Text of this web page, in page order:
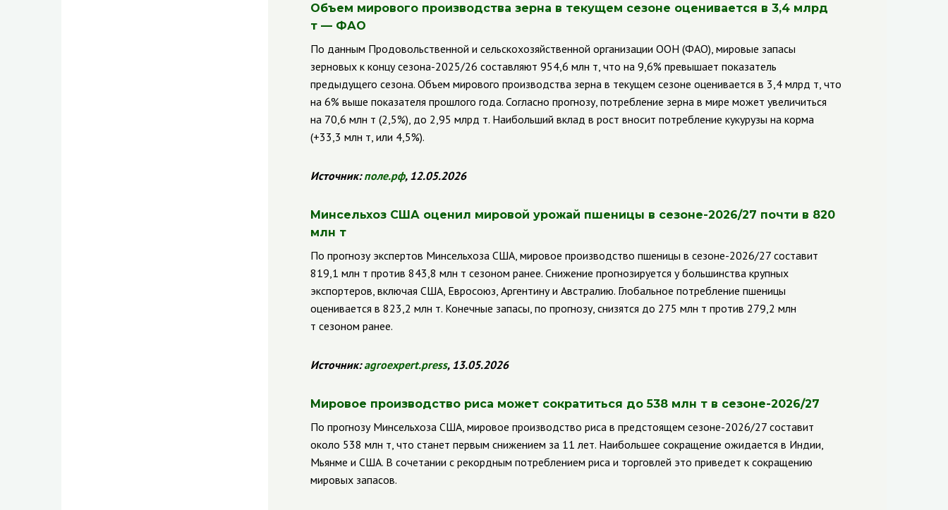
Объем мирового производства зерна в текущем сезоне оценивается в 3,4 млрд
т — ФАО
По данным Продовольственной и сельскохозяйственной организации ООН (ФАО), мировые запасы
зерновых к концу сезона-2025/26 составляют 954,6 млн т, что на 9,6% превышает показатель
предыдущего сезона. Объем мирового производства зерна в текущем сезоне оценивается в 3,4 млрд т, что
на 6% выше показателя прошлого года. Согласно прогнозу, потребление зерна в мире может увеличиться
на 70,6 млн т (2,5%), до 2,95 млрд т. Наибольший вклад в рост вносит потребление кукурузы на корма
(+33,3 млн т, или 4,5%).
Источник:поле.рф, 12.05.2026
Минсельхоз США оценил мировой урожай пшеницы в сезоне-2026/27 почти в 820
млн т
По прогнозу экспертов Минсельхоза США, мировое производство пшеницы в сезоне-2026/27 составит
819,1 млн т против 843,8 млн т сезоном ранее. Снижение прогнозируется у большинства крупных
экспортеров, включая США, Евросоюз, Аргентину и Австралию. Глобальное потребление пшеницы
оценивается в 823,2 млн т. Конечные запасы, по прогнозу, снизятся до 275 млн т против 279,2 млн
т сезоном ранее.
Источник:agroexpert.press,13.05.2026
Мировое производство риса может сократиться до 538 млн т в сезоне-2026/27
По прогнозу Минсельхоза США, мировое производство риса в предстоящем сезоне-2026/27 составит
около 538 млн т, что станет первым снижением за 11 лет. Наибольшее сокращение ожидается в Индии,
Мьянме и США. В сочетании с рекордным потреблением риса и торговлей это приведет к сокращению
мировых запасов.